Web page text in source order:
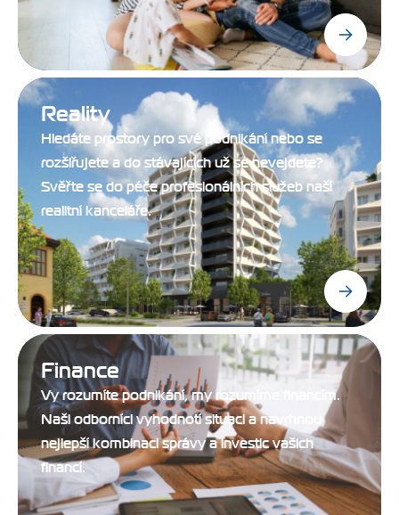
Reality
Hledáte prostory pro své podnikání nebo se
rozšiřujete a do stávajících už se nevejdete?
Svěřte se do péče profesionálních služeb naší
realitní kanceláře.
Finance
Vy rozumíte podnikání, my rozumíme financím.
Naši odborníci vyhodnotí situaci a navrhnou
nejlepší kombinaci správy a investic vašich
financí.